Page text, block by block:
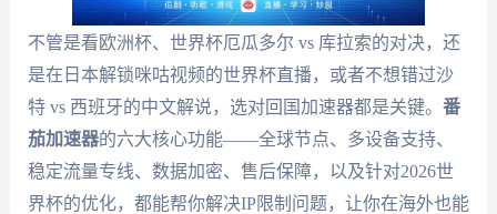
不管是看欧洲杯、世界杯厄瓜多尔 vs 库拉索的对决，还
是在日本解锁咪咕视频的世界杯直播，或者不想错过沙
特 vs 西班牙的中文解说，选对回国加速器都是关键。 番
茄加速器的六大核心功能——全球节点、多设备支持、
稳定流量专线、数据加密、售后保障，以及针对2026世
界杯的优化，都能帮你解决IP限制问题，让你在海外也能